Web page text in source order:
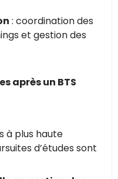
: coordination des
et gestion des
après un BTS
à plus haute
d’études sont